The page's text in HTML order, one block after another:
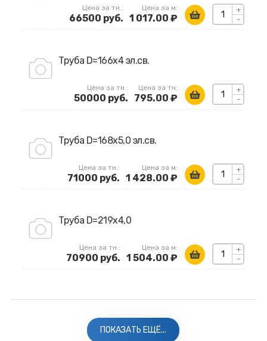
+
-
Цена за м:
1 017.00 ₽
Цена за тн.:
66500 руб.
Труба D=166х4 эл.св.
+
-
Цена за тн:
795.00 ₽
Цена за тн.:
50000 руб.
Труба D=168х5,0 эл.св.
+
-
Цена за м:
1 428.00 ₽
Цена за тн.:
71000 руб.
Труба D=219х4,0
+
-
Цена за м:
1 504.00 ₽
Цена за тн.:
70900 руб.
ПОКАЗАТЬ ЕЩЁ...